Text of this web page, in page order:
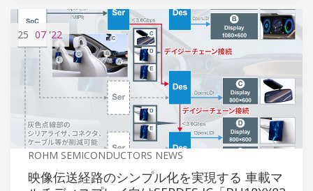
25 07 '22
ROHM SEMICONDUCTORS NEWS
映像伝送経路のシンプル化を実現する 車載マ